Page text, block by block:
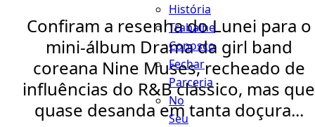
História
Trabalhe
Conosco
Fechar
Parceria
No
Seu
Confiram a resenha do Lunei para o
mini-álbum Drama da girl band
coreana Nine Muses, recheado de
influências do R&B clássico, mas que
quase desanda em tanta doçura...